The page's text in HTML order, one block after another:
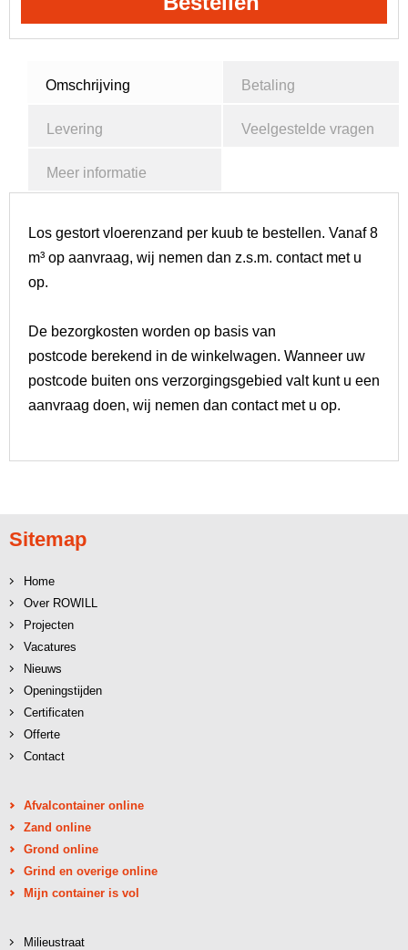
Omschrijving Betaling
Levering Veelgestelde vragen
Meer informatie
Los gestort vloerenzand per kuub te bestellen. Vanaf 8
m³ op aanvraag, wij nemen dan z.s.m. contact met u
op.
De bezorgkosten worden op basis van
postcode berekend in de winkelwagen. Wanneer uw
postcode buiten ons verzorgingsgebied valt kunt u een
aanvraag doen, wij nemen dan contact met u op.
Sitemap
Home
Over ROWILL
Projecten
Vacatures
Nieuws
Openingstijden
Certificaten
Offerte
Contact
Afvalcontainer online
Zand online
Grond online
Grind en overige online
Mijn container is vol
Milieustraat